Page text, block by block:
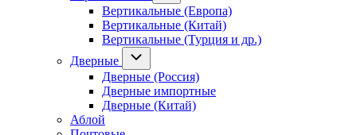
Вертикальные (Европа)
Вертикальные (Китай)
Вертикальные (Турция и др.)
Дверные
Дверные (Россия)
Дверные импортные
Дверные (Китай)
Аблой